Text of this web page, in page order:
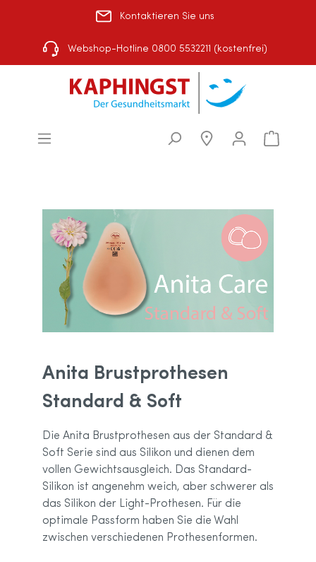
Kontaktieren Sie uns
Webshop-Hotline 0800 5532211 (kostenfrei)
Anita Brustprothesen
Standard & Soft
Die Anita Brustprothesen aus der Standard &
Soft Serie sind aus Silikon und dienen dem
vollen Gewichtsausgleich. Das Standard-
Silikon ist angenehm weich, aber schwerer als
das Silikon der Light-Prothesen. Für die
optimale Passform haben Sie die Wahl
zwischen verschiedenen Prothesenformen.